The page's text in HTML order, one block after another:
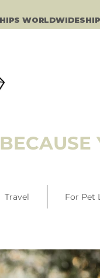
BECAUSE
Travel For Pet